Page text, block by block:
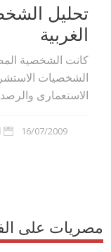
تحليل
الغربية
كانت الشخصية
الشخصيات
الاستعمارى
16/07/2009
مصريات على